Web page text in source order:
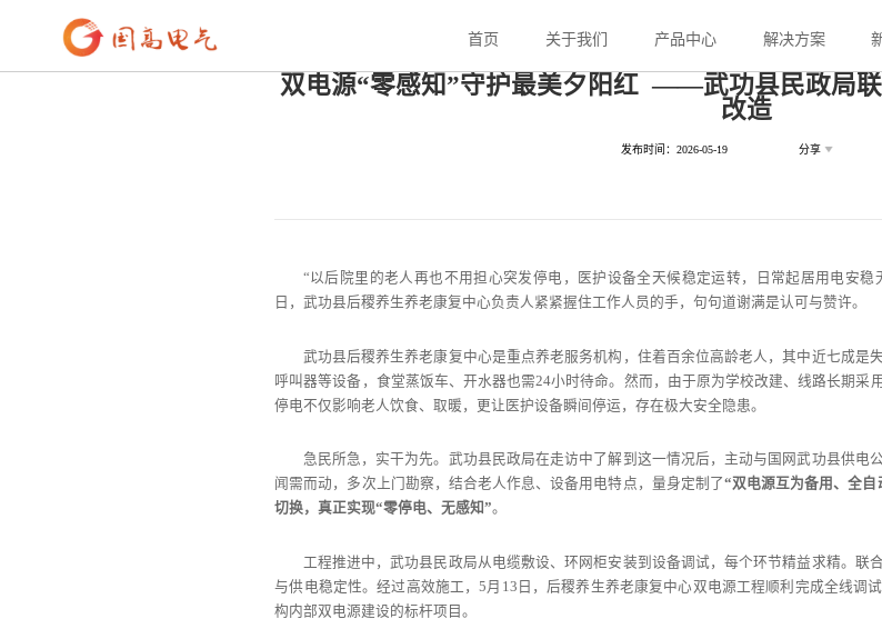
首页 关于我们 产品中心 解决方案
双电源“零感知”守护最美夕阳红 ——武功县民政局
改造
发布时间：2026-05-19 分享
“以后院里的老人再也不用担心突发停电，医护设备全天候稳定运转，日常起居用电安稳
日，武功县后稷养生养老康复中心负责人紧紧握住工作人员的手，句句道谢满是认可与赞许。
武功县后稷养生养老康复中心是重点养老服务机构，住着百余位高龄老人，其中近七成是
呼叫器等设备，食堂蒸饭车、开水器也需24小时待命。然而，由于原为学校改建、线路长期采
停电不仅影响老人饮食、取暖，更让医护设备瞬间停运，存在极大安全隐患。
急民所急，实干为先。武功县民政局在走访中了解到这一情况后，主动与国网武功县供电
闻需而动，多次上门勘察，结合老人作息、设备用电特点，量身定制了“双电源互为备用、全自
切换，真正实现“零停电、无感知”。
工程推进中，武功县民政局从电缆敷设、环网柜安装到设备调试，每个环节精益求精。联
与供电稳定性。经过高效施工，5月13日，后稷养生养老康复中心双电源工程顺利完成全线调
构内部双电源建设的标杆项目。